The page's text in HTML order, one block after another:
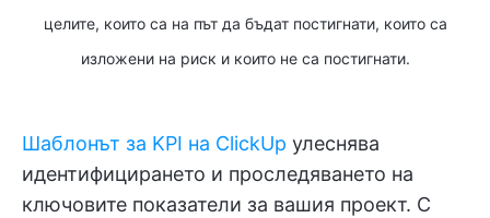
целите, които са на път да бъдат постигнати, които са
изложени на риск и които не са постигнати.
Шаблонът за KPI на ClickUp улеснява
идентифицирането и проследяването на
ключовите показатели за вашия проект. С